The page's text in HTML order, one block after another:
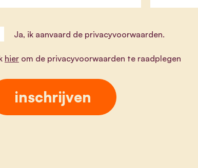
Ja, ik aanvaard de privacyvoorwaarden.
hierom de privacyvoorwaarden te raadplegen